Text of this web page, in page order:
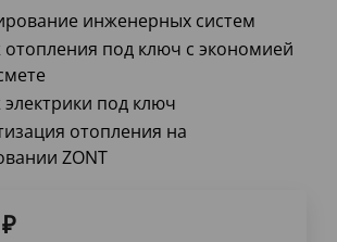
инженерных систем
под ключ с экономией
под ключ
отопления на
ZONT
₽